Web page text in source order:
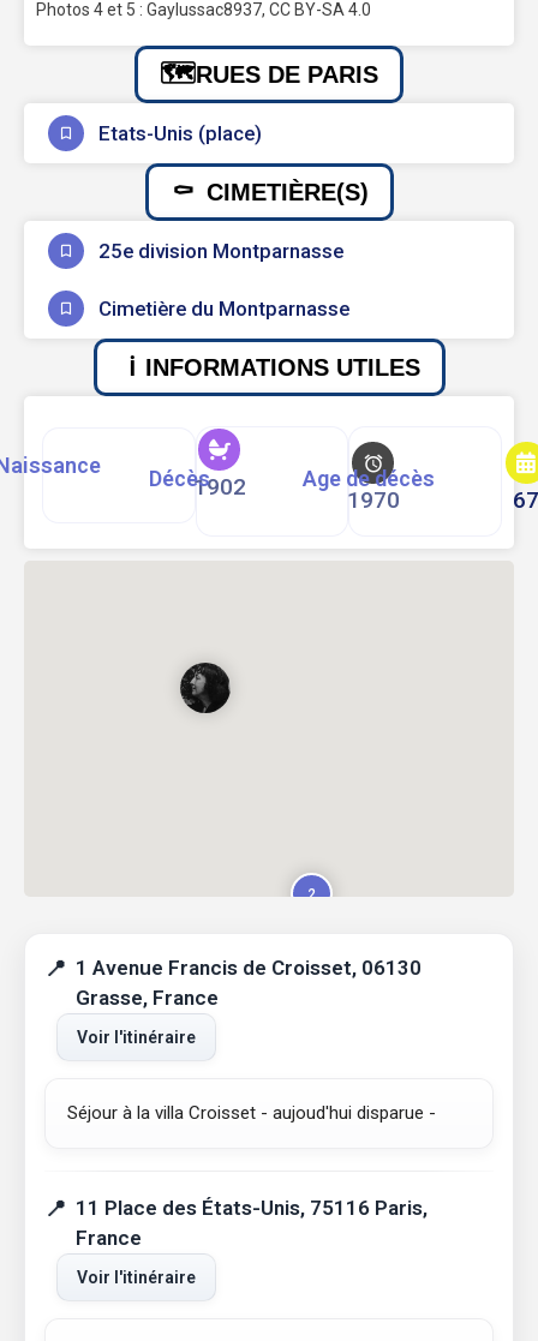
Photos 4 et 5 : Gaylussac8937, CC BY-SA 4.0
RUES DE PARIS
Etats-Unis (place)
CIMETIÈRE(S)
25e division Montparnasse
Cimetière du Montparnasse
INFORMATIONS UTILES
1902
Décès
1970
Age de décès
2
1 Avenue Francis de Croisset, 06130
Grasse, France
Voir l'itinéraire
Séjour à la villa Croisset - aujoud'hui disparue -
11 Place des États-Unis, 75116 Paris,
France
Voir l'itinéraire